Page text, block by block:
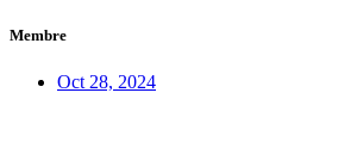
Membre
Oct 28, 2024